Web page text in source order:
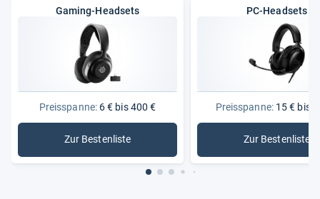
Gaming-Headsets
Preisspanne:6 € bis 400 €
Zur Bestenliste: Gaming-Headsets
PC-Headsets
Preisspanne:15 € bis
Zur Bestenliste
: PC-